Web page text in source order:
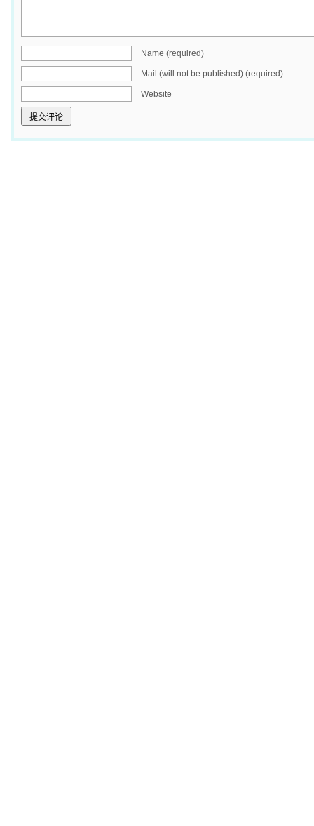
Name (required)
Mail (will not be published) (required)
Website